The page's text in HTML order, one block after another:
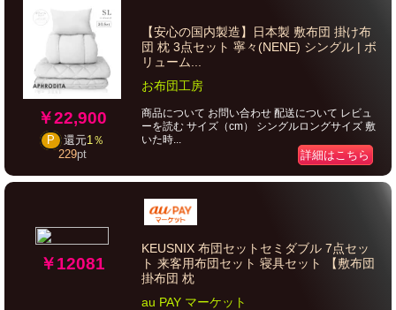
￥22,900
P 還元1％
229pt
【安心の国内製造】日本製 敷布団 掛け布
団 枕 3点セット 寧々(NENE) シングル | ボ
リューム...
お布団工房
商品について お問い合わせ 配送について レビュ
ーを読む サイズ（cm） シングルロングサイズ 敷
いた時...
詳細はこちら
￥12081
KEUSNIX 布団セットセミダブル 7点セッ
ト 来客用布団セット 寝具セット 【敷布団
掛布団 枕
au PAY マーケット